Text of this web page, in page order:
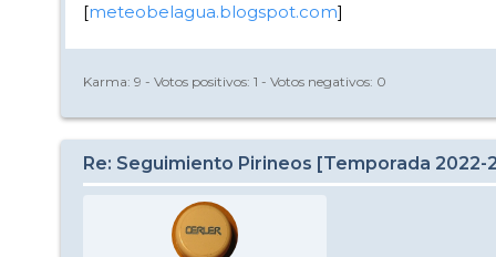
[meteobelagua.blogspot.com]
Karma: 9 - Votos positivos: 1 - Votos negativos: 0
Re: Seguimiento Pirineos [Temporada 2022-